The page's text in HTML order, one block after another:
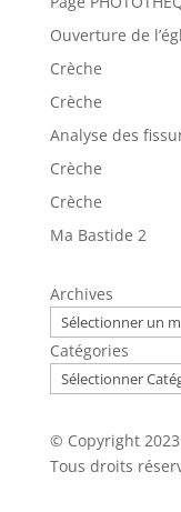
Ouverture de
Crèche
Crèche
Analyse des
Crèche
Crèche
Ma Bastide 2
Archives
Catégories
© Copyright
Tous droits